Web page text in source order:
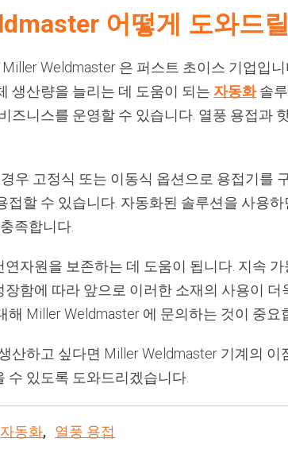
어떻게 도와드
Weldmaster 은 퍼스트 초이스 기업입
생산량을 늘리는 데 도움이 되는 자동화솔루
즈니스를 운영할 수 있습니다. 열풍 용접과
우 고정식 또는 이동식 옵션으로 용접기를
접할 수 있습니다. 자동화된 솔루션을 사용
족합니다.
자원을 보존하는 데 도움이 됩니다. 지속
함에 따라 앞으로 이러한 소재의 사용이 더
Miller Weldmaster 에 문의하는 것이 중요
산하고 싶다면 Miller Weldmaster 기계의 이
수 있도록 도와드리겠습니다.
자동화, 열풍 용접